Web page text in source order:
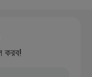
করব!